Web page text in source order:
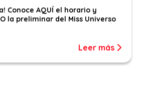
Conoce AQUÍ el horario y
la preliminar del Miss Universo
Leer más